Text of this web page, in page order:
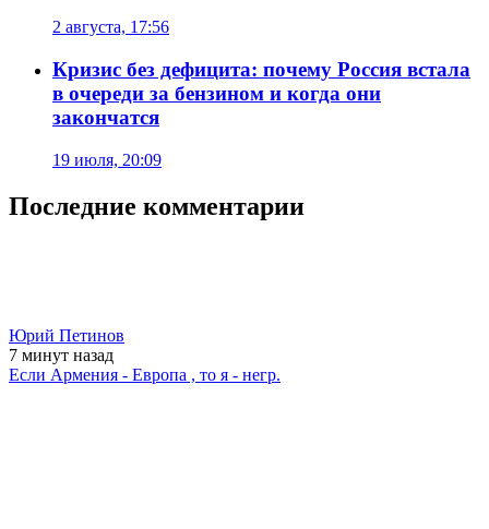
2 августа, 17:56
Кризис без дефицита: почему Россия встала
в очереди за бензином и когда они
закончатся
19 июля, 20:09
Последние комментарии
Юрий Петинов
7 минут назад
Если Армения - Европа , то я - негр.